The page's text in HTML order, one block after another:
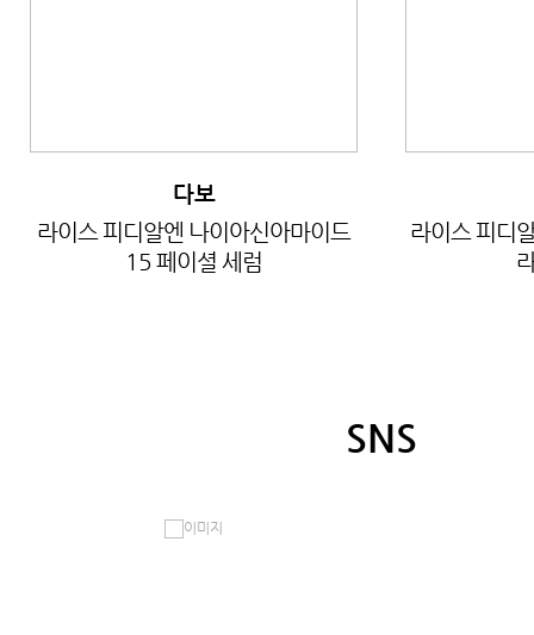
다보
라이스 피디알엔 나이아신아마이드
15 페이셜 세럼
라이스 피디
SNS